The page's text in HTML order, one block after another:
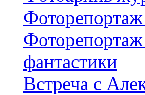
фантастики
Встреча с